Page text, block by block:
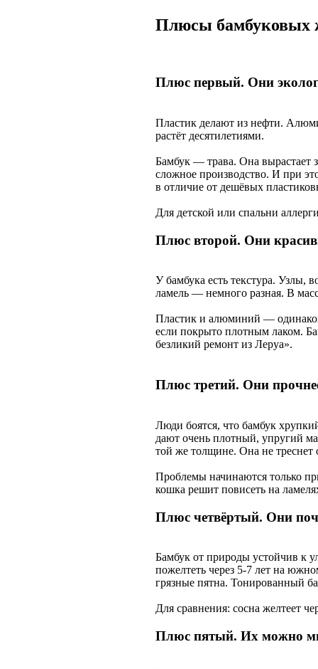
Плюсы бамбуковых
Плюс первый. Они
Пластик делают из нефти.
растёт десятилетиями.
Бамбук — трава. Она вырастает
сложное производство. И при
в отличие от дешёвых
Для детской или спальни
Плюс второй. Они
У бамбука есть текстура. Узлы,
ламель — немного разная. В
Пластик и алюминий —
если покрыто плотным лаком.
безликий ремонт из Леруа».
Плюс третий. Они
Люди боятся, что бамбук
дают очень плотный, упругий
той же толщине. Она не треснет
Проблемы начинаются только
кошка решит повисеть на
Плюс четвёртый. Они
Бамбук от природы устойчив к
пожелтеть через 5-7 лет на
грязные пятна. Тонированный
Для сравнения: сосна желтеет
Плюс пятый. Их можно